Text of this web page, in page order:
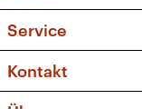
Musikliste
Kakadu –
Service
FAQ
Apps
Kontakt